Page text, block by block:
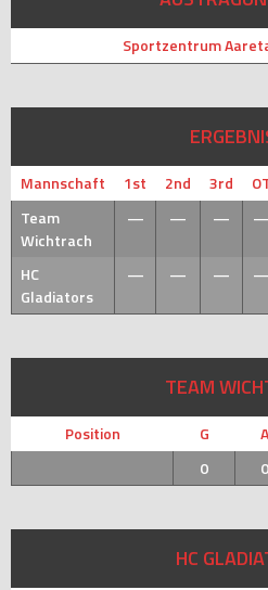
Sportzentrum
Mannschaft 1st 2nd 3rd
Team
Wichtrach
— — — —
HC
Gladiators
— — — —
TEAM
Position G A
0
0
HC